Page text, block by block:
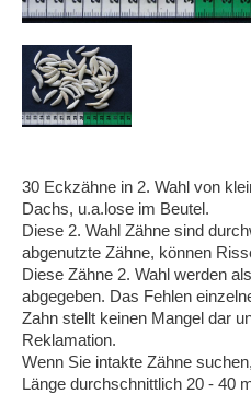
30 Eckzähne in 2. Wahl von
Dachs, u.a.lose im Beutel.
Diese 2. Wahl Zähne sind
abgenutzte Zähne, können
Diese Zähne 2. Wahl werden
abgegeben. Das Fehlen
Zahn stellt keinen Mangel dar
Reklamation.
Wenn Sie intakte Zähne
Länge durchschnittlich 20 - 40